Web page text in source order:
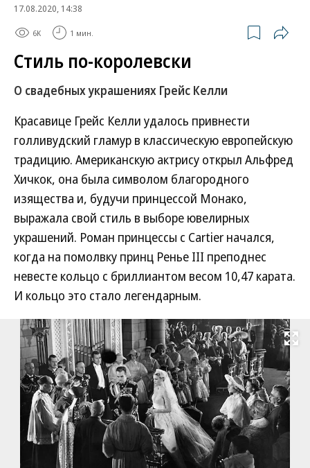
17.08.2020, 14:38
6K 1 мин.
Стиль по-королевски
О свадебных украшениях Грейс Келли
Красавице Грейс Келли удалось привнести
голливудский гламур в классическую европейскую
традицию. Американскую актрису открыл Альфред
Хичкок, она была символом благородного
изящества и, будучи принцессой Монако,
выражала свой стиль в выборе ювелирных
украшений. Роман принцессы с Cartier начался,
когда на помолвку принц Ренье III преподнес
невесте кольцо с бриллиантом весом 10,47 карата.
И кольцо это стало легендарным.
Развернуть